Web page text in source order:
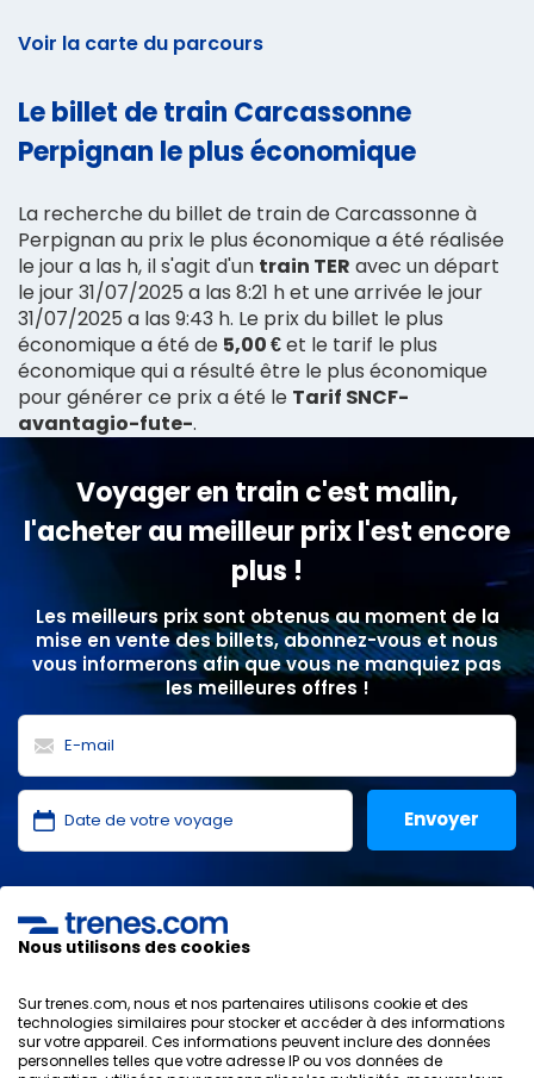
Voir la carte du parcours
Le billet de train Carcassonne
Perpignan le plus économique
La recherche du billet de train de Carcassonne à
Perpignan au prix le plus économique a été réalisée
le jour a las h, il s'agit d'un train TER avec un départ
le jour 31/07/2025 a las 8:21 h et une arrivée le jour
31/07/2025 a las 9:43 h. Le prix du billet le plus
économique a été de 5,00 €et le tarif le plus
économique qui a résulté être le plus économique
pour générer ce prix a été le Tarif SNCF-
avantagio-fute-.
Voyager en train c'est malin,
l'acheter au meilleur prix l'est encore
plus !
Les meilleurs prix sont obtenus au moment de la
mise en vente des billets, abonnez-vous et nous
vous informerons afin que vous ne manquiez pas
les meilleures offres !
protection des données
ONLINE TRAVEL SOLUTIONS.
Politique de confidentialité
Conditions générales
Nous utilisons des cookies
Sur trenes.com, nous et nos partenaires utilisons cookie et des
technologies similaires pour stocker et accéder à des informations
sur votre appareil. Ces informations peuvent inclure des données
personnelles telles que votre adresse IP ou vos données de